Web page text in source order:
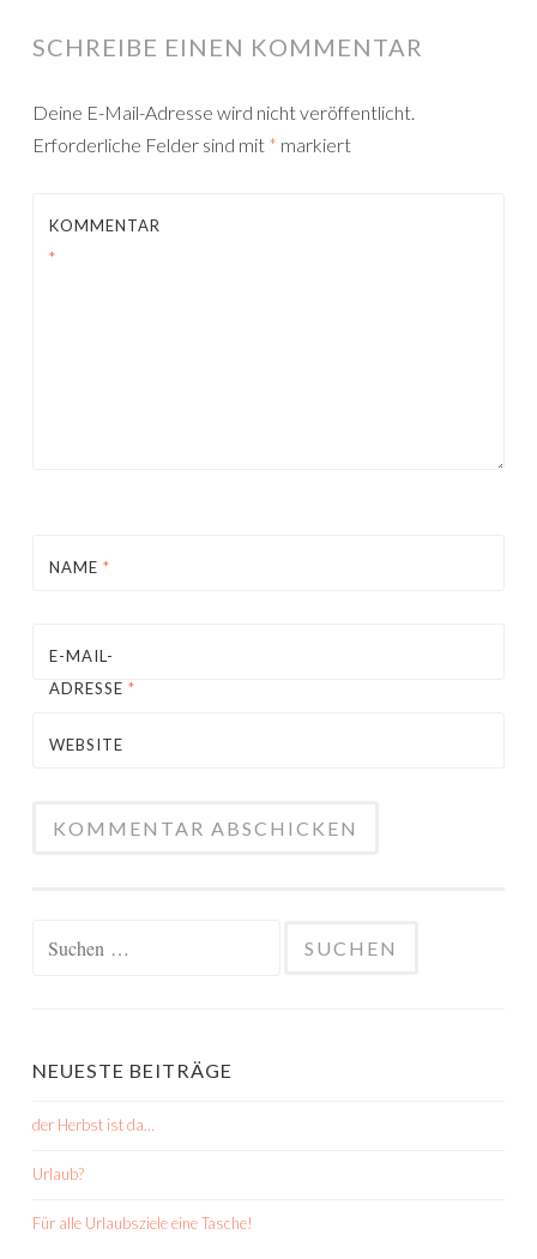
SCHREIBE EINEN KOMMENTAR
Deine E-Mail-Adresse wird nicht veröffentlicht.
Erforderliche Felder sind mit * markiert
KOMMENTAR
*
NAME *
E-MAIL-
ADRESSE *
WEBSITE
NEUESTE BEITRÄGE
der Herbst ist da…
Urlaub?
Für alle Urlaubsziele eine Tasche!